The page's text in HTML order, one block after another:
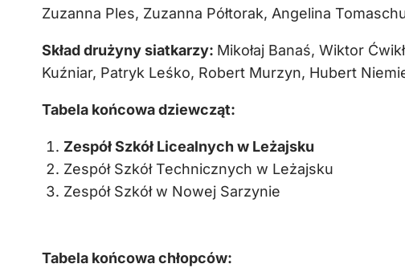
Zuzanna Ples, Zuzanna Półtorak, Angelina
Skład drużyny siatkarzy: Mikołaj Banaś, Wiktor
Kuźniar, Patryk Leśko, Robert Murzyn, Hubert
Tabela końcowa dziewcząt:
Zespół Szkół Licealnych w Leżajsku
Zespół Szkół Technicznych w Leżajsku
Zespół Szkół w Nowej Sarzynie
Tabela końcowa chłopców: